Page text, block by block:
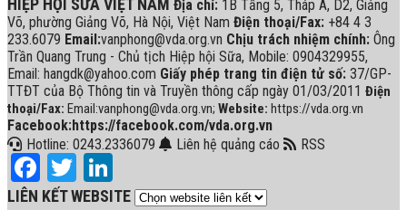
HIỆP HỘI SỮA VIỆT NAM Địa chỉ: 1B Tầng 5, Tháp A, D2, Giảng
Võ, phường Giảng Võ, Hà Nội, Việt Nam Điện thoại/Fax: +84 4 3
233.6079 Email:vanphong@vda.org.vn Chịu trách nhiệm chính: Ông
Trần Quang Trung - Chủ tịch Hiệp hội Sữa, Mobile: 0904329955,
Email: hangdk@yahoo.com Giấy phép trang tin điện tử số: 37/GP-
TTĐT của Bộ Thông tin và Truyền thông cấp ngày 01/03/2011 Điện
thoại/Fax: Email:vanphong@vda.org.vn; Website: https://vda.org.vn
Facebook:https://facebook.com/vda.org.vn
Hotline: 0243.2336079
Liên hệ quảng cáo RSS
Facebook
Twitter
LIÊN KẾT WEBSITE